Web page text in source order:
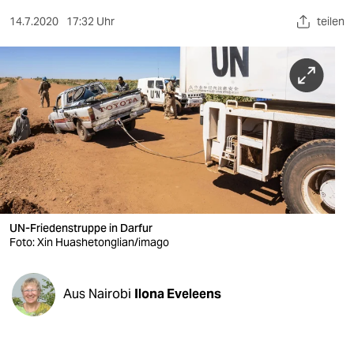
sport
berlin
nord
wahrheit
verlag
verlag
veranstaltungen
fragen & hilfe
unterstützen
14.7.2020 17:32 Uhr teilen
UN-Friedenstruppe in Darfur
Foto: Xin Huashetonglian/imago
Aus Nairobi Ilona Eveleens